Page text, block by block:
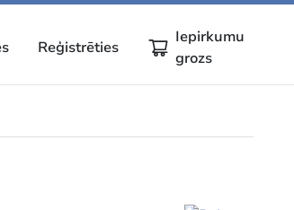
Reģistrēties
Iepirkumu
grozs